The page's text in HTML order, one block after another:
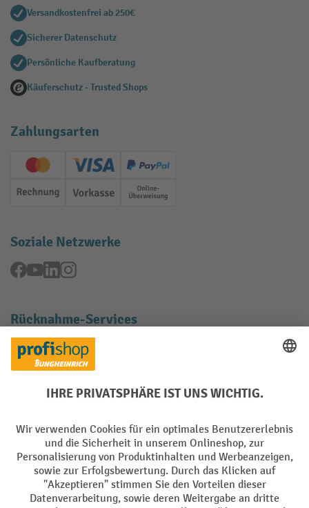
Versandkostenfrei ab 250€
Sicherer Datenschutz
Persönliche Kaufberatung
Käuferschutz - Trusted Shops
Zahlungsarten
Creditcard (Master)Creditcard (Visa)
PayPal
Rechnung Vorkasse Online-Überweisung
Soziale Netzwerke
Facebook
YouTubeLinkedInInstagram
Rücknahme-Services
Elektrogeräte Rückname
Batterie Rückname
Impressum Datenschutz